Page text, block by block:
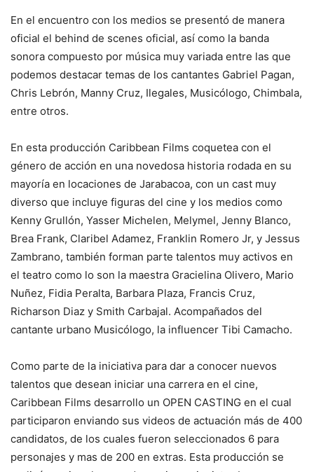
En el encuentro con los medios se presentó de manera
oficial el behind de scenes oficial, así como la banda
sonora compuesto por música muy variada entre las que
podemos destacar temas de los cantantes Gabriel Pagan,
Chris Lebrón, Manny Cruz, Ilegales, Musicólogo, Chimbala,
entre otros.
En esta producción Caribbean Films coquetea con el
género de acción en una novedosa historia rodada en su
mayoría en locaciones de Jarabacoa, con un cast muy
diverso que incluye figuras del cine y los medios como
Kenny Grullón, Yasser Michelen, Melymel, Jenny Blanco,
Brea Frank, Claribel Adamez, Franklin Romero Jr, y Jessus
Zambrano, también forman parte talentos muy activos en
el teatro como lo son la maestra Gracielina Olivero, Mario
Nuñez, Fidia Peralta, Barbara Plaza, Francis Cruz,
Richarson Diaz y Smith Carbajal. Acompañados del
cantante urbano Musicólogo, la influencer Tibi Camacho.
Como parte de la iniciativa para dar a conocer nuevos
talentos que desean iniciar una carrera en el cine,
Caribbean Films desarrollo un OPEN CASTING en el cual
participaron enviando sus videos de actuación más de 400
candidatos, de los cuales fueron seleccionados 6 para
personajes y mas de 200 en extras. Esta producción se